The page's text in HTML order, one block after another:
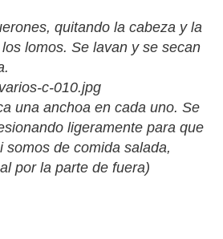
quitando la cabeza y la
lomos. Se lavan y se secan
una anchoa en cada uno. Se
ligeramente para que
somos de comida salada,
por la parte de fuera)